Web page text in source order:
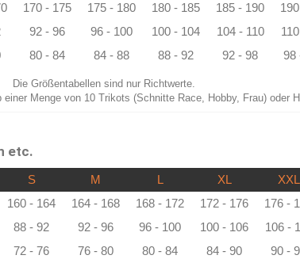
Die Größentabellen sind nur Richtwerte.
Menge von 10 Trikots (Schnitte Race, Hobby, Frau) oder
170 - 175 175 - 180 180 - 185 185 - 190
92 - 96 96 - 100 100 - 104 104 - 110
80 - 84 84 - 88 88 - 92 92 - 98 98
etc.
S M L XL XXL
160 - 164 164 - 168 168 - 172 172 - 176 176 -
88 - 92 92 - 96 96 - 100 100 - 106 106 -
72 - 76 76 - 80 80 - 84 84 - 90 90 -